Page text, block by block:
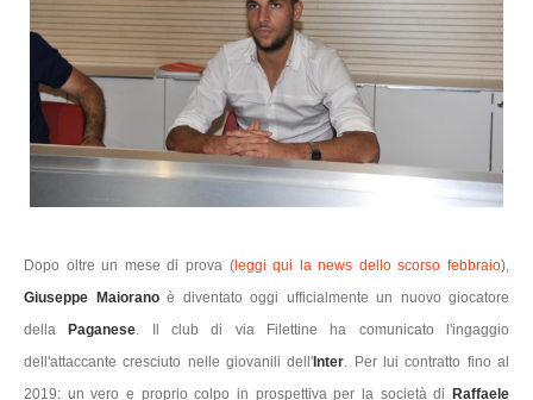
Dopo oltre un mese di prova (leggi qui la news dello scorso febbraio),
Giuseppe Maiorano è diventato oggi ufficialmente un nuovo giocatore
della
Paganese. Il club di via Filettine ha comunicato l'ingaggio
dell'attaccante cresciuto nelle giovanili dell' Inter. Per lui contratto fino al
2019: un vero e proprio colpo in prospettiva per la società di
Raffaele